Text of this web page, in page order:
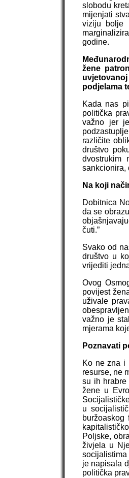
slobodu
mijenjati
viziju bolje
godine.
žene
podjelama
Kada nas
politička
važno jer
različite
društvo
dvostrukim
sankcionira,
Na koji
Dobitnica
da se
čuti.”
Svako od
društvo u
vrijediti
Ovog
povijest
uživale
važno je
mjerama
Poznavati
Ko ne zna i
resurse, ne
su ih hrabre
žene u
u
Poljske,
živjela u
je napisala
politička